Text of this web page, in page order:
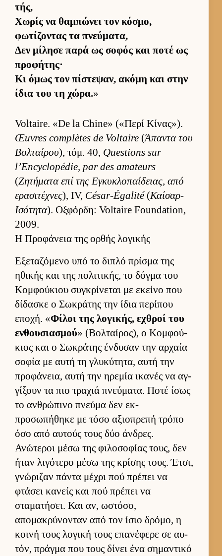
τής,
Χωρίς να θαμπώνει τον κόσμο,
φωτίζοντας τα πνεύ­ματα,
Δεν μίλησε παρά ως σοφός και ποτέ ως
προφήτης·
Κι όμως τον πίστεψαν, ακόμη και στην
ίδια του τη χώρα.»
Voltaire. «De la Chine» («Περί Κίνας»).
Œuvres complètes de Voltaire (Άπαντα του
Βολ­ταί­ρου), τόμ. 40, Questions sur
l’Encyclopédie, par des amateurs
(Ζητήματα επί της Εγκυκλοπαί­δειας, από
ερασιτέχνες), IV, César-Égalité(Καίσαρ-
Ισότητα). Οξ­φόρ­δη: Voltaire Foundation,
2009.
Η Προφάνεια της ορθής λογικής
Εξεταζόμενο υπό το διπλό πρίσμα της
ηθικής και της πολιτικής, το δόγμα του
Κομ­φού­κιου συγκρίνεται με εκείνο που
δίδασκε ο Σωκράτης την ίδια περίπου
εποχή. «Φίλοι της λογικής, εχθροί του
εν­θου­σια­σμού» (Βολ­ταί­ρος), ο Κομ­φού­
κιος και ο Σωκράτης έν­δυσαν την αρ­χαία
σοφία με αυτή τη γλυκύτητα, αυτή την
προφάνεια, αυτή την ηρεμία ικανές να αγ­
γίξουν τα πιο τραχιά πνεύ­ματα. Ποτέ ίσως
το αν­θρώπινο πνεύμα δεν εκ­
προσωπήθηκε με τόσο αξιο­πρεπή τρόπο
όσο από αυ­τούς τους δύο άν­δρες.
Ανώτεροι μέσω της φιλοσοφίας τους, δεν
ήταν λιγότερο μέσω της κρίσης τους. Έτσι,
γνώριζαν πάντα μέχρι πού πρέπει να
φτάσει κανείς και πού πρέπει να
σταματήσει. Και αν, ωστόσο,
απομακρύνονταν από τον ίσιο δρόμο, η
κοινή τους λογική τους επανέφερε σε αυ­
τόν, πράγμα που τους δίνει ένα σημαντικό